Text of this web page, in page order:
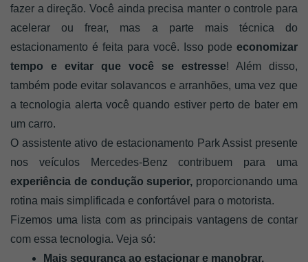
fazer a direção. Você ainda precisa manter o controle para
acelerar ou frear, mas a parte mais técnica do
estacionamento é feita para você. Isso pode economizar
tempo e evitar que você se estresse! Além disso,
também pode evitar solavancos e arranhões, uma vez que
a tecnologia alerta você quando estiver perto de bater em
um carro.
O assistente ativo de estacionamento Park Assist presente
experiência de condução superior, proporcionando uma
rotina mais simplificada e confortável para o motorista.
Fizemos uma lista com as principais vantagens de contar
com essa tecnologia. Veja só:
Mais segurança ao estacionar e manobrar.